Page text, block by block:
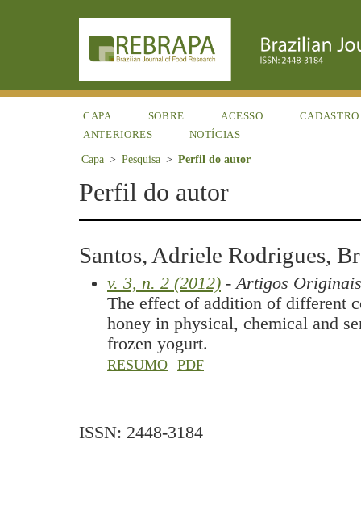
CAPA SOBRE ACESSO
CADASTRO
ANTERIORES
NOTÍCIAS
Capa > Pesquisa > Perfil do autor
Perfil do autor
Santos, Adriele Rodrigues,
v. 3, n. 2 (2012) - Artigos Originais
The effect of addition of different
honey in physical, chemical and
frozen yogurt.
RESUMO PDF
ISSN: 2448-3184